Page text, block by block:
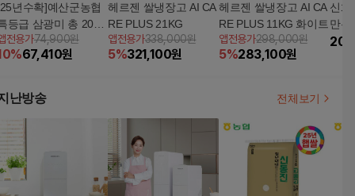
년수확]예산군농협
등급 삼광미 총 20kg
전용가74,900원
%67,410원
헤르젠 쌀냉장고 AI CA
RE PLUS 21KG
앱전용가338,000원
5%321,100원
헤르젠 쌀냉장고 AI CA
RE PLUS 11KG 화이트
앱전용가298,000원
5%283,100원
신화
만든
봉지
난방송 전체보기